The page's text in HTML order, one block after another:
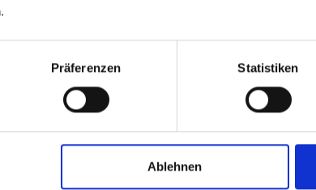
Präferenzen Statistiken
Ablehnen
Immobilienmakler, der Sie bei Ihrem
vereinbaren